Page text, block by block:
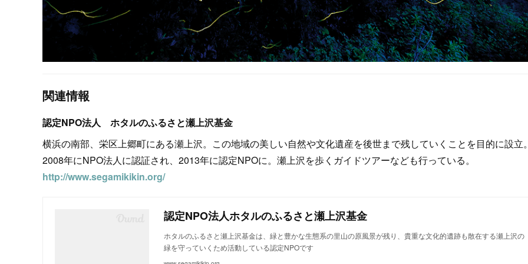
関連情報
認定NPO法人 ホタルのふるさと瀬上沢基金
横浜の南部、栄区上郷町にある瀬上沢。この地域の美しい自然や文化遺産を後世まで残していくことを目的に設立
2008年にNPO法人に認証され、2013年に認定NPOに。瀬上沢を歩くガイドツアーなども行っている。
http://www.segamikikin.org/
認定NPO法人ホタルのふるさと瀬上沢基金
ホタルのふるさと瀬上沢基金は、緑と豊かな生態系の里山の原風景が残り、貴重な文化的遺跡も散在する瀬上沢の
緑を守っていくため活動している認定NPOです